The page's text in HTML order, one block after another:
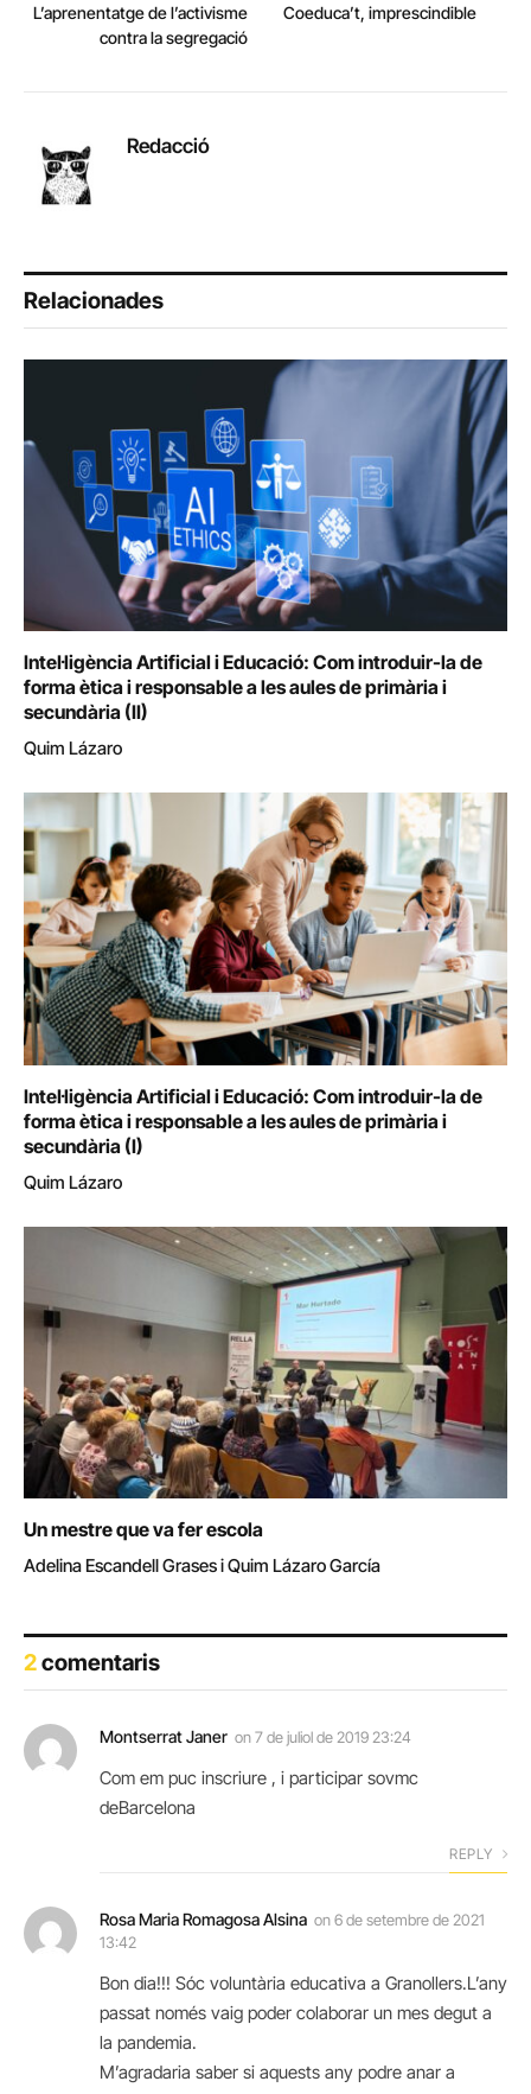
L’aprenentatge de l’activisme
contra la segregació
Coeduca’t, imprescindible
Redacció
Relacionades
Intel·ligència Artificial i Educació: Com introduir-la de
forma ètica i responsable a les aules de primària i
secundària (II)
Quim Lázaro
Intel·ligència Artificial i Educació: Com introduir-la de
forma ètica i responsable a les aules de primària i
secundària (I)
Quim Lázaro
Un mestre que va fer escola
Adelina Escandell Grases i Quim Lázaro García
2comentaris
Montserrat Janer on7 de juliol de 2019 23:24
Com em puc inscriure , i participar sovmc
deBarcelona
REPLY
Rosa Maria Romagosa Alsina on6 de setembre de 2021
13:42
Bon dia!!! Sóc voluntària educativa a Granollers.L’any
passat només vaig poder colaborar un mes degut a
la pandemia.
M’agradaria saber si aquests any podre anar a